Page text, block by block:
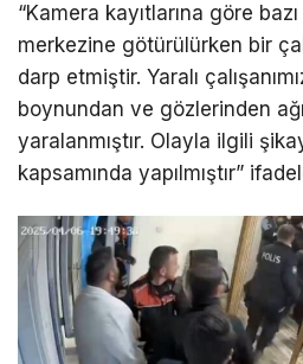
“Kamera kayıtlarına göre
merkezine götürülürken bir
darp etmiştir. Yaralı
boynundan ve gözlerinden
yaralanmıştır. Olayla ilgili
kapsamında yapılmıştır”